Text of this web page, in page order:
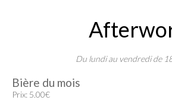
Du lundi au vendredi de
Bière du mois
Prix: 5.00€